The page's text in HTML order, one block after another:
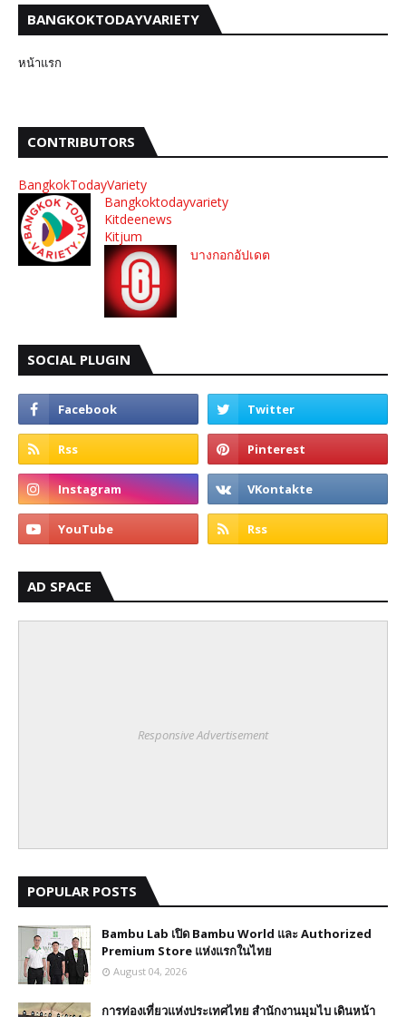
BANGKOKTODAYVARIETY
หน้าแรก
CONTRIBUTORS
BangkokTodayVariety
Bangkoktodayvariety
Kitdeenews
Kitjum
บางกอกอัปเดต
SOCIAL PLUGIN
AD SPACE
Responsive Advertisement
POPULAR POSTS
Bambu Lab เปิด Bambu World และ Authorized
Premium Store แห่งแรกในไทย
August 04, 2026
การท่องเที่ยวแห่งประเทศไทย สำนักงานมุมไบ เดินหน้า